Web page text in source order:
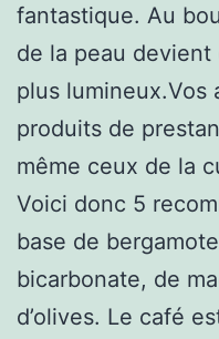
fantastique. Au
de la peau
plus lumineux.Vos
produits de
même ceux de la
Voici donc 5
base de
bicarbonate, de
d’olives. Le café